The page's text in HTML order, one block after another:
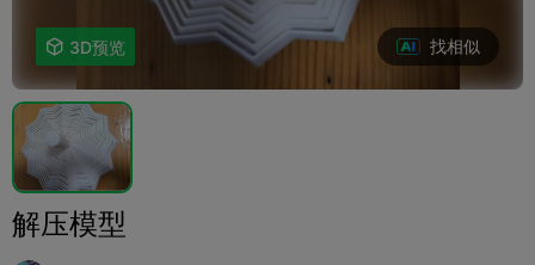
 3D预览 找相似
解压模型